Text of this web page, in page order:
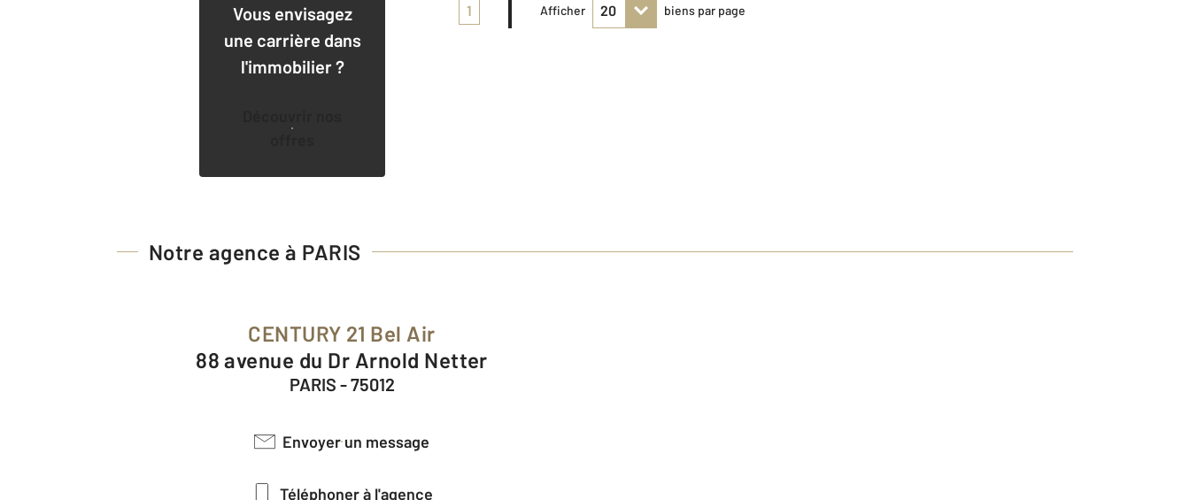
Vous envisagez
une carrière dans
l'immobilier ?
1 Afficher biens par page
Notre agence à PARIS
CENTURY 21 Bel Air
88 avenue du Dr Arnold Netter
PARIS - 75012
Envoyer un message
Téléphoner à l'agence